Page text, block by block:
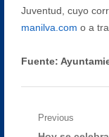
Juventud, cuyo
manilva.com o a
Fuente:
Navegación
Previous